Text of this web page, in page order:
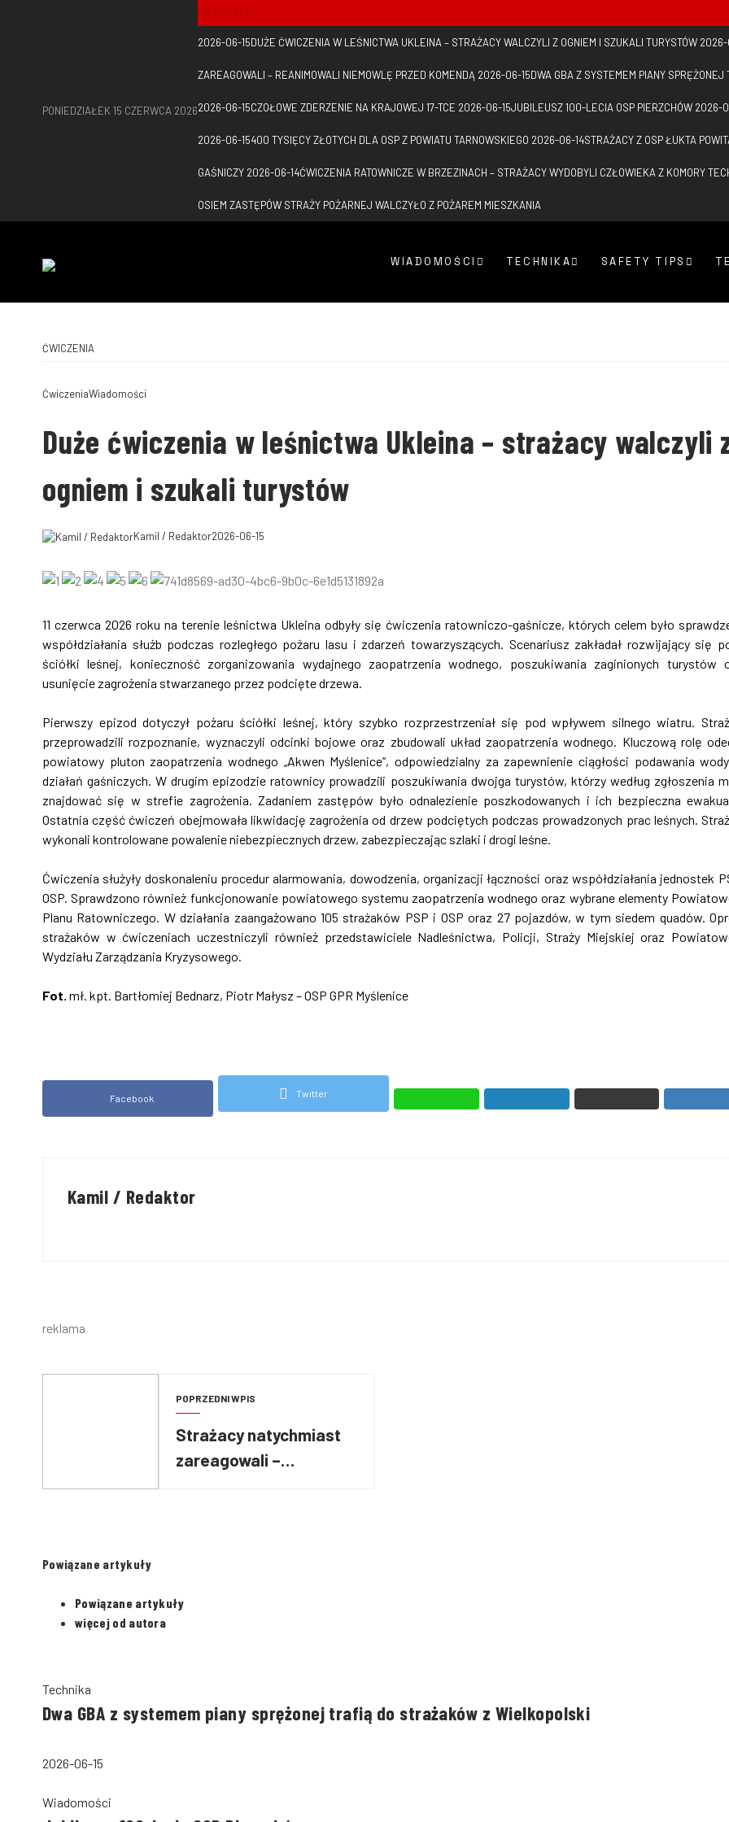
PONIEDZIAŁEK 15 CZERWCA 2026
NA GORĄCO
2026-06-15DUŻE ĆWICZENIA W LEŚNICTWA UKLEINA – STRAŻACY WALCZYLI Z OGNIEM I SZUKALI TURYSTÓW 2026-
ZAREAGOWALI – REANIMOWALI NIEMOWLĘ PRZED KOMENDĄ 2026-06-15DWA GBA Z SYSTEMEM PIANY
2026-06-15CZOŁOWE ZDERZENIE NA KRAJOWEJ 17-TCE 2026-06-15JUBILEUSZ 100-LECIA OSP PIERZCHÓW 2026-
2026-06-15400 TYSIĘCY ZŁOTYCH DLA OSP Z POWIATU TARNOWSKIEGO 2026-06-14STRAŻACY Z OSP ŁUKTA
GAŚNICZY 2026-06-14ĆWICZENIA RATOWNICZE W BRZEZINACH – STRAŻACY WYDOBYLI CZŁOWIEKA Z KOMORY
OSIEM ZASTĘPÓW STRAŻY POŻARNEJ WALCZYŁO Z POŻAREM MIESZKANIA
WIADOMOŚCI TECHNIKA SAFETY TIPS
ĆWICZENIA
ĆwiczeniaWiadomości
Duże ćwiczenia w leśnictwa Ukleina – strażacy walczyli
ogniem i szukali turystów
Kamil / Redaktor2026-06-15
11 czerwca 2026 roku na terenie leśnictwa Ukleina odbyły się ćwiczenia ratowniczo-gaśnicze, których celem było
współdziałania służb podczas rozległego pożaru lasu i zdarzeń towarzyszących. Scenariusz zakładał rozwijający się
ściółki leśnej, konieczność zorganizowania wydajnego zaopatrzenia wodnego, poszukiwania zaginionych turystów
usunięcie zagrożenia stwarzanego przez podcięte drzewa.
Pierwszy epizod dotyczył pożaru ściółki leśnej, który szybko rozprzestrzeniał się pod wpływem silnego wiatru.
przeprowadzili rozpoznanie, wyznaczyli odcinki bojowe oraz zbudowali układ zaopatrzenia wodnego. Kluczową rolę
powiatowy pluton zaopatrzenia wodnego „Akwen Myślenice”, odpowiedzialny za zapewnienie ciągłości podawania
działań gaśniczych. W drugim epizodzie ratownicy prowadzili poszukiwania dwojga turystów, którzy według zgłoszenia
znajdować się w strefie zagrożenia. Zadaniem zastępów było odnalezienie poszkodowanych i ich bezpieczna
Ostatnia część ćwiczeń obejmowała likwidację zagrożenia od drzew podciętych podczas prowadzonych prac leśnych.
wykonali kontrolowane powalenie niebezpiecznych drzew, zabezpieczając szlaki i drogi leśne.
Ćwiczenia służyły doskonaleniu procedur alarmowania, dowodzenia, organizacji łączności oraz współdziałania jednostek
OSP. Sprawdzono również funkcjonowanie powiatowego systemu zaopatrzenia wodnego oraz wybrane elementy
Planu Ratowniczego. W działania zaangażowano 105 strażaków PSP i OSP oraz 27 pojazdów, w tym siedem quadów.
strażaków w ćwiczeniach uczestniczyli również przedstawiciele Nadleśnictwa, Policji, Straży Miejskiej oraz
Wydziału Zarządzania Kryzysowego.
Fot. mł. kpt. Bartłomiej Bednarz, Piotr Małysz – OSP GPR Myślenice
Facebook Twitter
Kamil / Redaktor
reklama
POPRZEDNI WPIS
Strażacy natychmiast
zareagowali –
Powiązane artykuły
Powiązane artykuły
więcej od autora
Technika
Dwa GBA z systemem piany sprężonej trafią do strażaków z Wielkopolski
2026-06-15
Wiadomości